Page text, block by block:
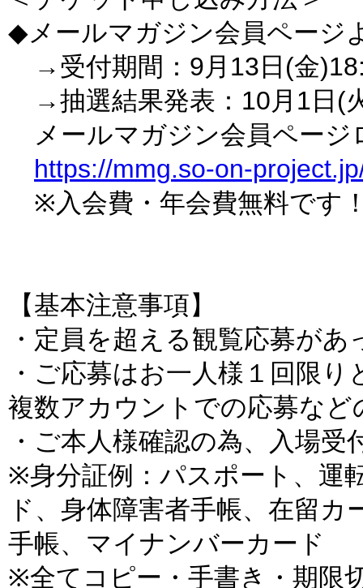
◆メールマガジン会員ページ
→受付期間：9月13日(金
→抽選結果発表：10月1日(
メールマガジン会員ページ
https://mmg.so-on-
※入会費・年会費無料です
【基本注意事項】
・定員を超える観覧応募が
・ご応募はお一人様１回限
複数アカウントでの応募な
・ご本人様確認の為、入場
※身分証例：パスポート、運
ド、身体障害者手帳、在留
手帳、マイナンバーカード
※全てコピー・手書き・期限